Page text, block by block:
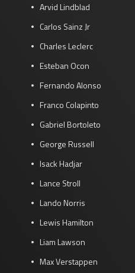
Arvid Lindblad
Carlos Sainz Jr
Charles Leclerc
Esteban Ocon
Fernando Alonso
Franco Colapinto
Gabriel Bortoleto
George Russell
Isack Hadjar
Lance Stroll
Lando Norris
Lewis Hamilton
Liam Lawson
Max Verstappen